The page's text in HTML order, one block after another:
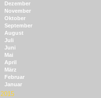
Dezember
November
Oktober
September
August
Juli
Juni
Mai
April
März
Februar
Januar
2015